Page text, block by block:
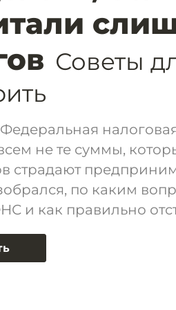
Советы
Федеральная
не те суммы,
страдают
по каким
и как правильно